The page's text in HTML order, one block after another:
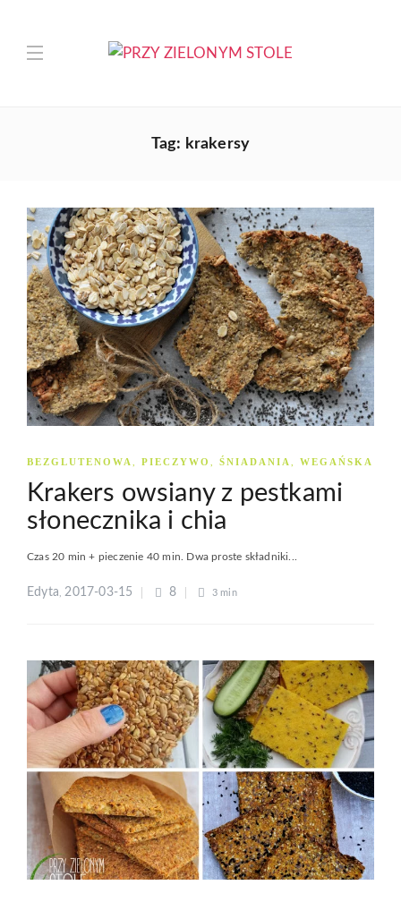
Tag: krakersy
BEZGLUTENOWA, PIECZYWO , ŚNIADANIA, WEGAŃSKA
Krakers owsiany z pestkami
słonecznika i chia
Czas 20 min + pieczenie 40 min. Dwa proste składniki...
Edyta,2017-03-15 8 3 min